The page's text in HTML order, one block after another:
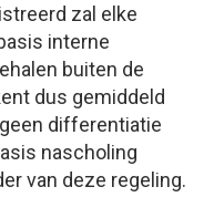
zal elke
interne
buiten de
dus gemiddeld
differentiatie
nascholing
van deze regeling.